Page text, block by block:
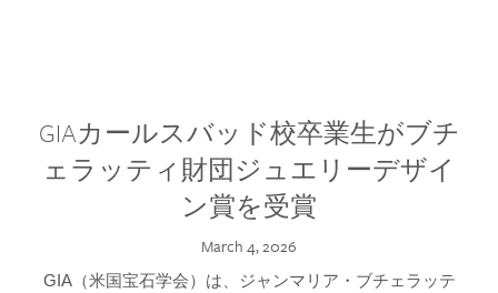
GIAカールスバッド校卒業生がブチ
ェラッティ財団ジュエリーデザイ
ン賞を受賞
March 4, 2026
GIA（米国宝石学会）は、ジャンマリア・ブチェラッテ